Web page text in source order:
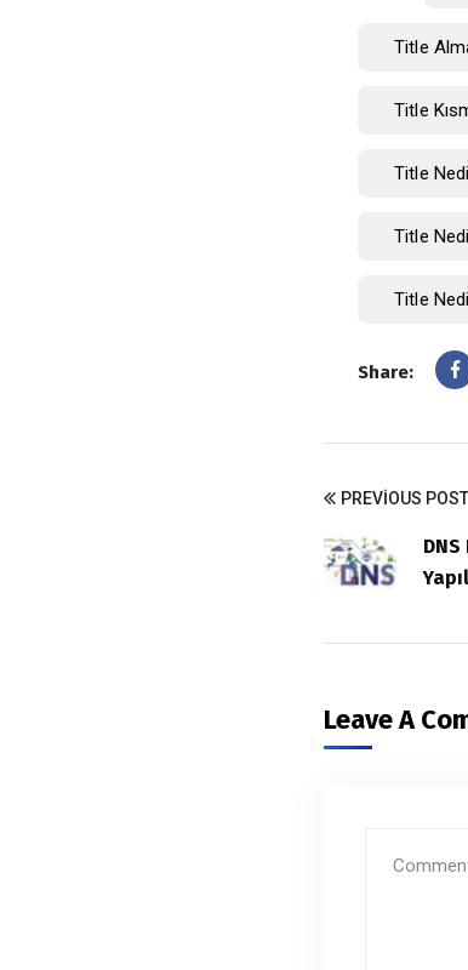
Title
Title
Title
Title
Title
Share:
PREVIOUS POST
Leave A